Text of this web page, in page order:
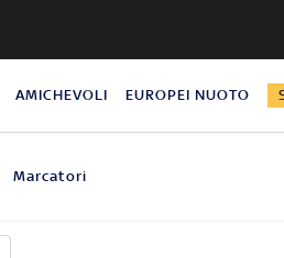
AMICHEVOLI EUROPEI NUOTO
Marcatori